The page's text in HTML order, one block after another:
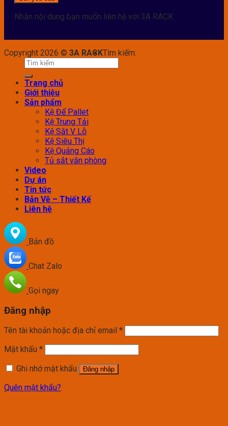
Nhận nội dung bạn muốn liên hệ với 3A RACK
Copyright 2026 © 3A RACKTìm kiếm:
Trang chủ
Giới thiệu
Sản phẩm
Kệ Để Pallet
Kệ Trung Tải
Kệ Sắt V Lỗ
Kệ Siêu Thị
Kệ Quảng Cáo
Tủ sắt văn phòng
Video
Dự án
Tin tức
Bản Vẽ – Thiết Kế
Liên hệ
Bản đồ
Chat Zalo
Gọi ngay
Đăng nhập
Tên tài khoản hoặc địa chỉ email *
Mật khẩu *
Ghi nhớ mật khẩu
Đăng nhập
Quên mật khẩu?